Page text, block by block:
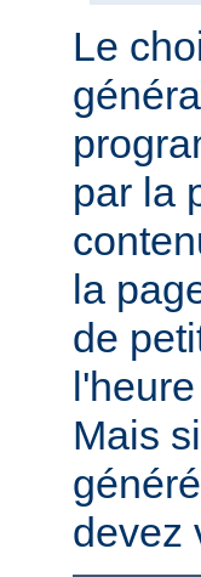
Le
par la
la
de
Mais
devez